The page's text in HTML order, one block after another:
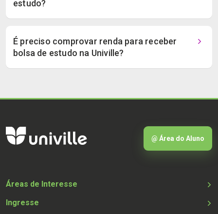
estudo?
É preciso comprovar renda para receber
bolsa de estudo na Univille?
@ Área do Aluno
Áreas de Interesse
Ingresse